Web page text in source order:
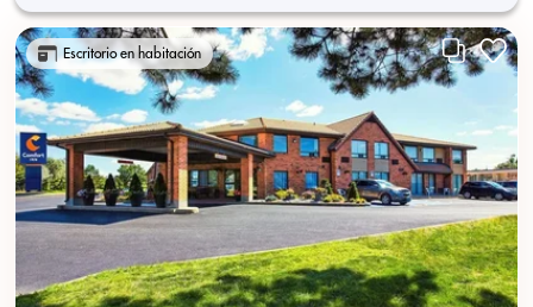
Escritorio en habitación